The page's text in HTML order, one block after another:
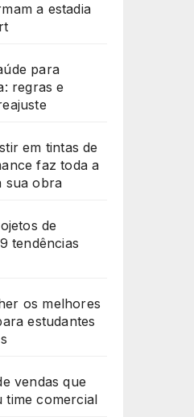
a estadia
para
regras e
em tintas de
faz toda a
sua obra
de
tendências
os melhores
estudantes
vendas que
time comercial